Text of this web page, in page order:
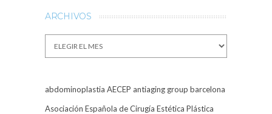
ARCHIVOS
Archivos
abdominoplastia AECEP antiaging group barcelona
Asociación Española de Cirugía Estética Plástica